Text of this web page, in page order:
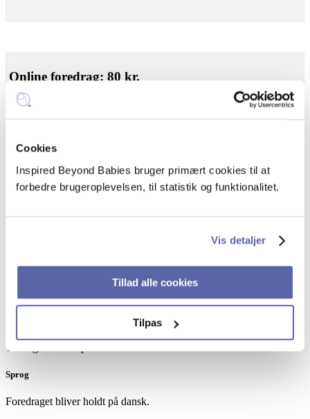
Cookies
Inspired Beyond Babies bruger primært cookies til at
forbedre brugeroplevelsen, til statistik og funktionalitet.
Vis detaljer
Tillad alle cookies
Tilpas
Online foredrag: 80 kr.
Prisen giver adgang til livestreaming via Zoom og materialet fra
Du modtager et link ca. 24 timer før.
Tirsdag den 16. april 2024 kl. 10:00 – 13:00
Sprog
Foredraget bliver holdt på dansk.